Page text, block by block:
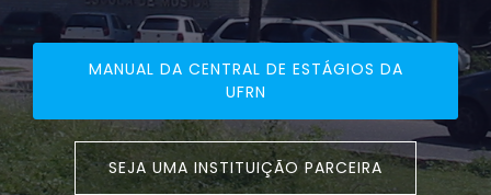
MANUAL DA CENTRAL DE ESTÁGIOS DA
UFRN
SEJA UMA INSTITUIÇÃO PARCEIRA